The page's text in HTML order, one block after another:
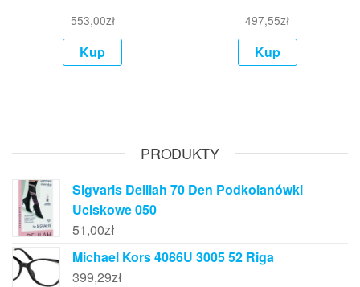
553,00zł
Kup
497,55zł
Kup
PRODUKTY
Sigvaris Delilah 70 Den Podkolanówki
Uciskowe 050
51,00zł
Michael Kors 4086U 3005 52 Riga
399,29zł